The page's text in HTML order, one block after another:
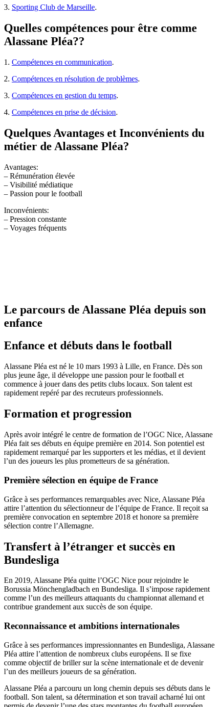
3. Sporting Club de Marseille.
Quelles compétences pour être comme
Alassane Pléa??
1. Compétences en communication.
2. Compétences en résolution de problèmes.
3. Compétences en gestion du temps.
4. Compétences en prise de décision.
Quelques Avantages et Inconvénients du
métier de Alassane Pléa?
Avantages:
– Rémunération élevée
– Visibilité médiatique
– Passion pour le football
Inconvénients:
– Pression constante
– Voyages fréquents
Le parcours de Alassane Pléa depuis son
enfance
Enfance et débuts dans le football
Alassane Pléa est né le 10 mars 1993 à Lille, en France. Dès son
plus jeune âge, il développe une passion pour le football et
commence à jouer dans des petits clubs locaux. Son talent est
rapidement repéré par des recruteurs professionnels.
Formation et progression
Après avoir intégré le centre de formation de l’OGC Nice, Alassane
Pléa fait ses débuts en équipe première en 2014. Son potentiel est
rapidement remarqué par les supporters et les médias, et il devient
l’un des joueurs les plus prometteurs de sa génération.
Première sélection en équipe de France
Grâce à ses performances remarquables avec Nice, Alassane Pléa
attire l’attention du sélectionneur de l’équipe de France. Il reçoit sa
première convocation en septembre 2018 et honore sa première
sélection contre l’Allemagne.
Transfert à l’étranger et succès en
Bundesliga
En 2019, Alassane Pléa quitte l’OGC Nice pour rejoindre le
Borussia Mönchengladbach en Bundesliga. Il s’impose rapidement
comme l’un des meilleurs attaquants du championnat allemand et
contribue grandement aux succès de son équipe.
Reconnaissance et ambitions internationales
Grâce à ses performances impressionnantes en Bundesliga, Alassane
Pléa attire l’attention de nombreux clubs européens. Il se fixe
comme objectif de briller sur la scène internationale et de devenir
l’un des meilleurs joueurs de sa génération.
Alassane Pléa a parcouru un long chemin depuis ses débuts dans le
football. Son talent, sa détermination et son travail acharné lui ont